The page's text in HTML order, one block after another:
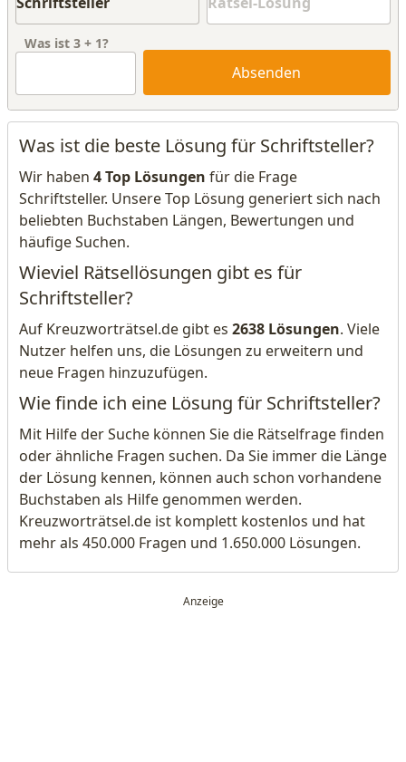
Was ist 3 + 1?
Absenden
Was ist die beste Lösung für Schriftsteller?
Wir haben 4 Top Lösungen für die Frage
Schriftsteller. Unsere Top Lösung generiert sich nach
beliebten Buchstaben Längen, Bewertungen und
häufige Suchen.
Wieviel Rätsellösungen gibt es für
Schriftsteller?
Auf Kreuzworträtsel.de gibt es 2638 Lösungen. Viele
Nutzer helfen uns, die Lösungen zu erweitern und
neue Fragen hinzuzufügen.
Wie finde ich eine Lösung für Schriftsteller?
Mit Hilfe der Suche können Sie die Rätselfrage finden
oder ähnliche Fragen suchen. Da Sie immer die Länge
der Lösung kennen, können auch schon vorhandene
Buchstaben als Hilfe genommen werden.
Kreuzworträtsel.de ist komplett kostenlos und hat
mehr als 450.000 Fragen und 1.650.000 Lösungen.